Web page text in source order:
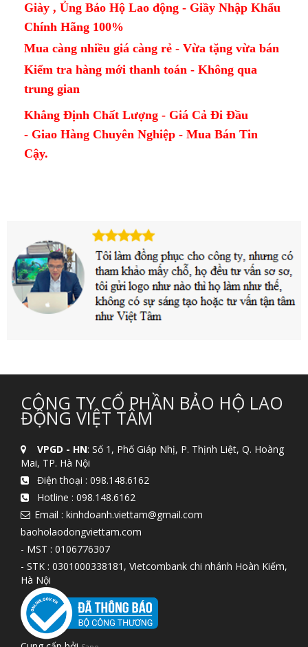
Giày , Ủng Bảo Hộ Lao động - Giầy Nhập Khẩu
Chính Hãng 100%
Mua càng nhiều giá càng rẻ - Vừa tặng vừa bán
Kiểm tra hàng mới thanh toán - Không qua
trung gian
Khẳng Định Chất Lượng - Giá Cả Đi Đầu
- Giao Hàng Chuyên Nghiệp - Mua Bán Tin
Cậy.
CÔNG TY CỔ PHẦN BẢO HỘ LAO
ĐỘNG VIỆT TÂM
VPGD - HN: Số 1, Phố Giáp Nhị, P. Thịnh Liệt, Q. Hoàng
Mai, TP. Hà Nội
Điện thoại : 098.148.6162
Hotline : 098.148.6162
Email : kinhdoanh.viettam@gmail.com
baoholaodongviettam.com
- MST : 0106776307
- STK : 0301000338181, Vietcombank chi nhánh Hoàn Kiếm,
Hà Nội